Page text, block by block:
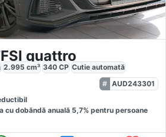
quattro
2.995 cm³ 340 CP Cutie automată
AUD243301
cu dobăndă anuală 5,7% pentru persoane